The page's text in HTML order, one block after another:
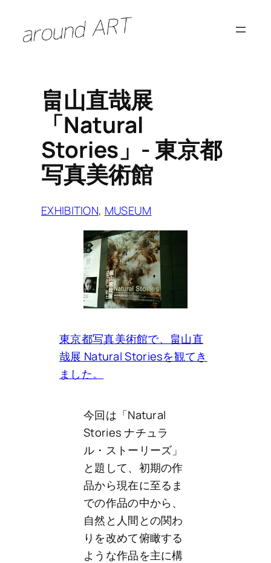
畠山直哉展
「Natural
Stories」- 東京都
写真美術館
EXHIBITION, MUSEUM
東京都写真美術館で、畠山直
哉展 Natural Storiesを観てき
ました。
今回は「Natural
Stories ナチュラ
ル・ストーリーズ」
と題して、初期の作
品から現在に至るま
での作品の中から、
自然と人間との関わ
りを改めて俯瞰する
ような作品を主に構